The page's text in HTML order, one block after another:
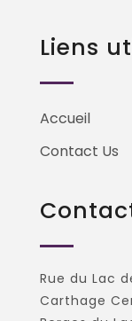
Liens
Accueil
Contact Us
Rue du Lac
Carthage